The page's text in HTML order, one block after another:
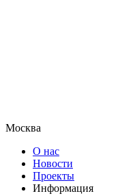
Москва
О нас
Новости
Проекты
Информация